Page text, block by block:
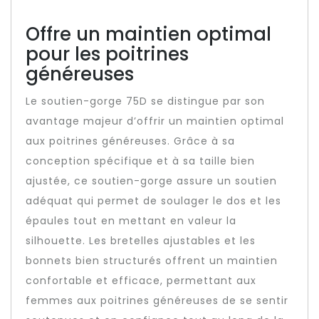
Offre un maintien optimal
pour les poitrines
généreuses
Le soutien-gorge 75D se distingue par son
avantage majeur d’offrir un maintien optimal
aux poitrines généreuses. Grâce à sa
conception spécifique et à sa taille bien
ajustée, ce soutien-gorge assure un soutien
adéquat qui permet de soulager le dos et les
épaules tout en mettant en valeur la
silhouette. Les bretelles ajustables et les
bonnets bien structurés offrent un maintien
confortable et efficace, permettant aux
femmes aux poitrines généreuses de se sentir